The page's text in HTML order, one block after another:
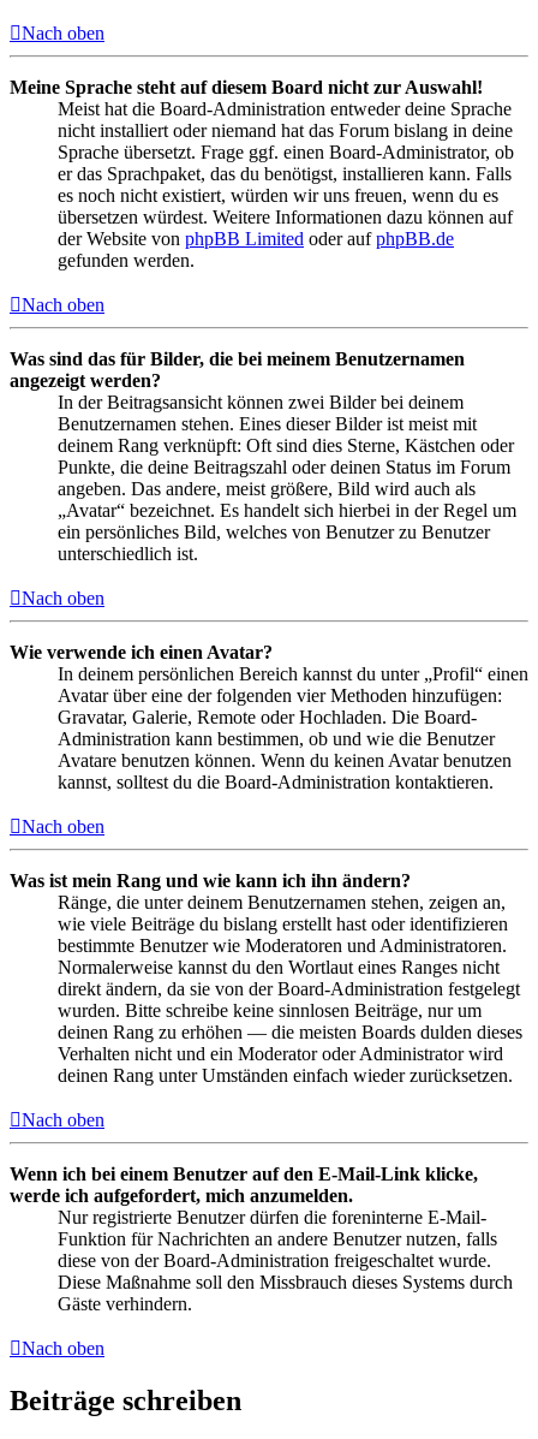
Nach oben
Meine Sprache steht auf diesem Board nicht zur Auswahl!
Meist hat die Board-Administration entweder deine Sprache
nicht installiert oder niemand hat das Forum bislang in deine
Sprache übersetzt. Frage ggf. einen Board-Administrator, ob
er das Sprachpaket, das du benötigst, installieren kann. Falls
es noch nicht existiert, würden wir uns freuen, wenn du es
übersetzen würdest. Weitere Informationen dazu können auf
der Website von phpBB Limited oder aufphpBB.de
gefunden werden.
Nach oben
Was sind das für Bilder, die bei meinem Benutzernamen
angezeigt werden?
In der Beitragsansicht können zwei Bilder bei deinem
Benutzernamen stehen. Eines dieser Bilder ist meist mit
deinem Rang verknüpft: Oft sind dies Sterne, Kästchen oder
Punkte, die deine Beitragszahl oder deinen Status im Forum
angeben. Das andere, meist größere, Bild wird auch als
„Avatar“ bezeichnet. Es handelt sich hierbei in der Regel um
ein persönliches Bild, welches von Benutzer zu Benutzer
unterschiedlich ist.
Nach oben
Wie verwende ich einen Avatar?
In deinem persönlichen Bereich kannst du unter „Profil“ einen
Avatar über eine der folgenden vier Methoden hinzufügen:
Gravatar, Galerie, Remote oder Hochladen. Die Board-
Administration kann bestimmen, ob und wie die Benutzer
Avatare benutzen können. Wenn du keinen Avatar benutzen
kannst, solltest du die Board-Administration kontaktieren.
Nach oben
Was ist mein Rang und wie kann ich ihn ändern?
Ränge, die unter deinem Benutzernamen stehen, zeigen an,
wie viele Beiträge du bislang erstellt hast oder identifizieren
bestimmte Benutzer wie Moderatoren und Administratoren.
Normalerweise kannst du den Wortlaut eines Ranges nicht
direkt ändern, da sie von der Board-Administration festgelegt
wurden. Bitte schreibe keine sinnlosen Beiträge, nur um
deinen Rang zu erhöhen — die meisten Boards dulden dieses
Verhalten nicht und ein Moderator oder Administrator wird
deinen Rang unter Umständen einfach wieder zurücksetzen.
Nach oben
Wenn ich bei einem Benutzer auf den E-Mail-Link klicke,
werde ich aufgefordert, mich anzumelden.
Nur registrierte Benutzer dürfen die foreninterne E-Mail-
Funktion für Nachrichten an andere Benutzer nutzen, falls
diese von der Board-Administration freigeschaltet wurde.
Diese Maßnahme soll den Missbrauch dieses Systems durch
Gäste verhindern.
Nach oben
Beiträge schreiben